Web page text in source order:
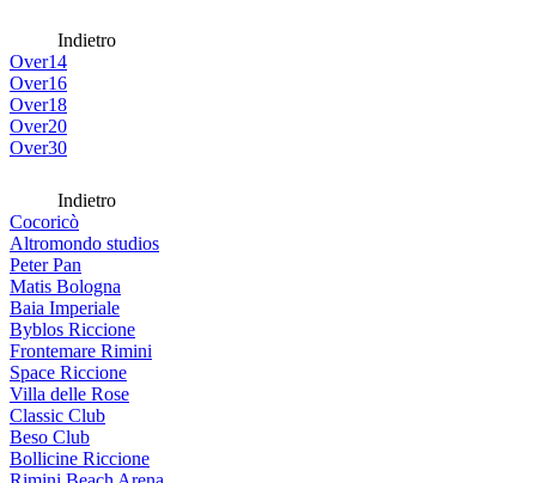
Indietro
Over14
Over16
Over18
Over20
Over30
Indietro
Cocoricò
Altromondo studios
Peter Pan
Matis Bologna
Baia Imperiale
Byblos Riccione
Frontemare Rimini
Space Riccione
Villa delle Rose
Classic Club
Beso Club
Bollicine Riccione